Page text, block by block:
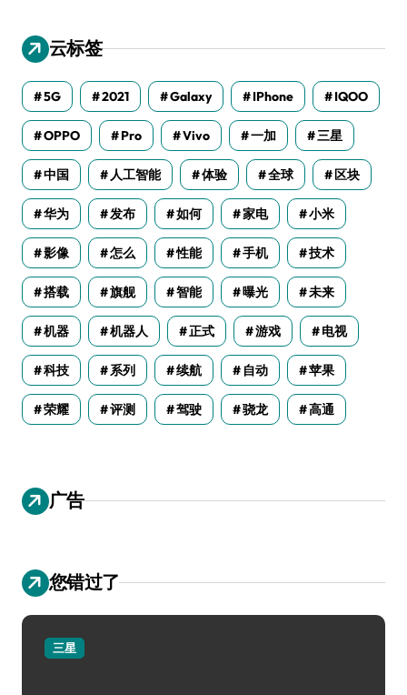
云标签
5G 2021 Galaxy IPhone IQOO
OPPO Pro Vivo 一加 三星
中国 人工智能 体验 全球 区块
华为 发布 如何 家电 小米
影像 怎么 性能 手机 技术
搭载 旗舰 智能 曝光 未来
机器 机器人 正式 游戏 电视
科技 系列 续航 自动 苹果
荣耀 评测 驾驶 骁龙 高通
广告
您错过了
三星